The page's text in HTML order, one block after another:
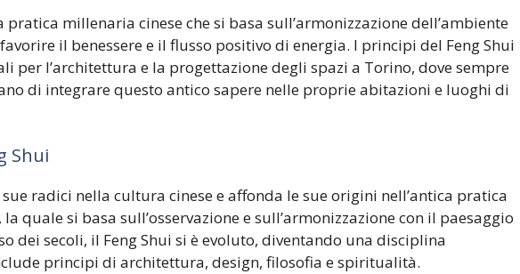
pratica millenaria cinese che si basa sull’armonizzazione dell’ambiente
il benessere e il flusso positivo di energia. I principi del Feng Shui
per l’architettura e la progettazione degli spazi a Torino, dove sempre
di integrare questo antico sapere nelle proprie abitazioni e luoghi di
Shui
sue radici nella cultura cinese e affonda le sue origini nell’antica pratica
quale si basa sull’osservazione e sull’armonizzazione con il paesaggio
dei secoli, il Feng Shui si è evoluto, diventando una disciplina
principi di architettura, design, filosofia e spiritualità.